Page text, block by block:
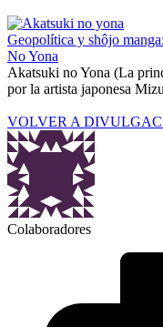
Geopolítica y shôjo
No Yona
Akatsuki no Yona (La
por la artista japonesa
VOLVER A
Colaboradores